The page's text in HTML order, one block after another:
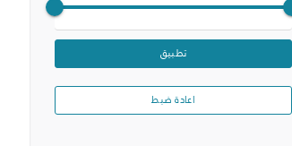
تطبيق
اعادة ضبط